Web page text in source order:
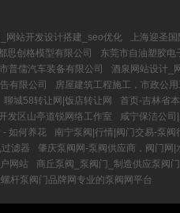
网站开发设计搭建_seo优化 上海迎圣
思创格模型有限公司
东莞市自油塑胶电
普儒汽车装备有限公司
酒泉网站设计_
有限公司
房屋建筑工程施工，市政公
聊城58转让网|饭店转让网 首页-吉林省
发区山亭道锐网络工作室
咸宁保洁公
- 如何养花 南宁泵阀|行情|阀门交易-泵阀
滤器
肇庆泵阀网-泵阀供应商，阀门网
网站
商丘泵阀_泵阀门_制造供应泵阀门
杆泵阀门品牌网专业的泵阀网平台